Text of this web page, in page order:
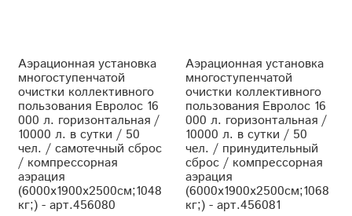
Аэрационная установка
многоступенчатой
очистки коллективного
пользования Евролос 16
000 л. горизонтальная /
10000 л. в сутки / 50
чел. / самотечный сброс
/ компрессорная
аэрация
(6000x1900x2500см;1048
кг;) - арт.456080
Аэрационная установка
многоступенчатой
очистки коллективного
пользования Евролос 16
000 л. горизонтальная /
10000 л. в сутки / 50
чел. / принудительный
сброс / компрессорная
аэрация
(6000x1900x2500см;1068
кг;) - арт.456081